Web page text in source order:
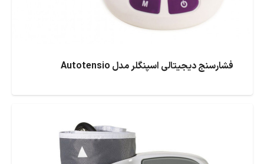
فشارسنج دیجیتالی اسپنگلر مدل Autotensio